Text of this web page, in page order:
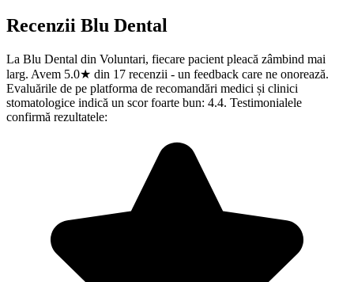
Recenzii Blu Dental
La Blu Dental din Voluntari, fiecare pacient pleacă zâmbind mai
larg. Avem 5.0★ din 17 recenzii - un feedback care ne onorează.
Evaluările de pe platforma de recomandări medici și clinici
stomatologice indică un scor foarte bun: 4.4. Testimonialele
confirmă rezultatele: